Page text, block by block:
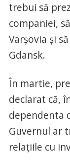
trebui să
companiei,
Varşovia şi
Gdansk.
În martie,
declarat că,
dependenta
Guvernul ar
relaţiile cu